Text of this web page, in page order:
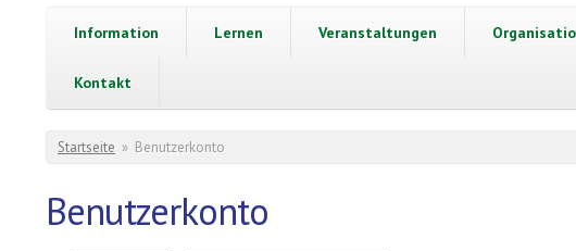
Information Lernen Veranstaltungen
Kontakt
Sie sind hier
Startseite » Benutzerkonto
Benutzerkonto